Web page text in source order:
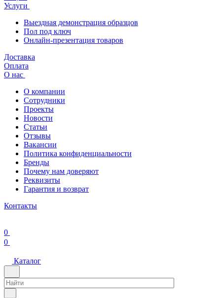
Услуги
Выездная демонстрация образцов
Пол под ключ
Онлайн-презентация товаров
Доставка
Оплата
О нас
О компании
Сотрудники
Проекты
Новости
Статьи
Отзывы
Вакансии
Политика конфиденциальности
Бренды
Почему нам доверяют
Реквизиты
Гарантия и возврат
Контакты
0
0
Каталог